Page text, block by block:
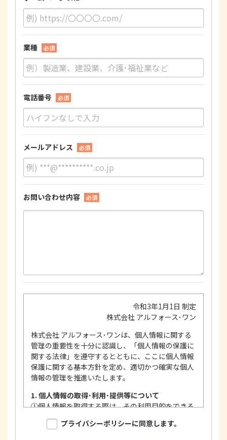
業種 必須
電話番号 必須
メールアドレス 必須
お問い合わせ内容 必須
令和3年1月1日 制定
株式会社 アルフォース･ワン
株式会社 アルフォース･ワンは、個人情報に関する
管理の重要性を十分に認識し、「個人情報の保護に
関する法律」を遵守するとともに、ここに個人情報
保護に関する基本方針を定め、適切かつ確実な個人
情報の管理を推進いたします。
1. 個人情報の取得･利用･提供等について
①個人情報を取得する際は、その利用目的をできる
限り明確に特定し、その目的達成に必要な限度に
おいて適法かつ公正な手段を用い、同意を得て取
プライバシーポリシーに同意します。